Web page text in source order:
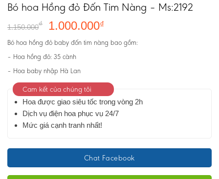
Bó hoa Hồng đỏ Đốn Tim Nàng – Ms:2192
1.150.000₫ 1.000.000₫
Bó hoa hồng đỏ baby đốn tim nàng bao gồm:
– Hoa hồng đỏ: 35 cành
– Hoa baby nhập Hà Lan
Cam kết của chúng tôi
Hoa được giao siêu tốc trong vòng 2h
Dịch vụ điện hoa phục vụ 24/7
Mức giá cạnh tranh nhất!
Chat Facebook